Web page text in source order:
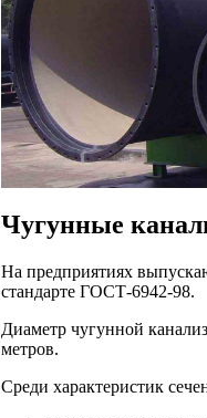
Чугунные
На предприятиях
стандарте ГОСТ-6942-98.
Диаметр чугунной
метров.
Среди характеристик